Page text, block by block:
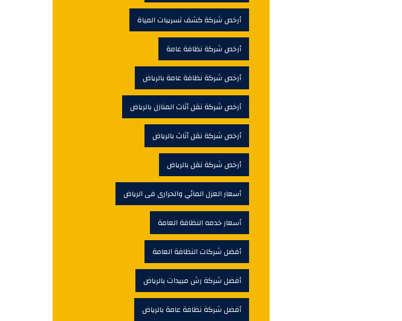
أرخص شركة كشف تسريبات المياة
أرخص شركة نظافة عامة
أرخص شركة نظافة عامة بالرياض
أرخص شركة نقل أثاث المنازل بالرياض
أرخص شركة نقل أثاث بالرياض
أرخص شركة نقل بالرياض
أسعار العزل المائي والحرارى فى الرياض
أسعار خدمه النظافة العامة
أفضل شركات النظافة العامة
أفضل شركة رش مبيدات بالرياض
أفضل شركة نظافة عامة بالرياض